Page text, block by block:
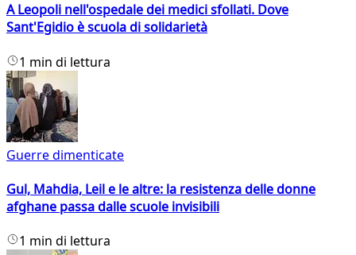
A Leopoli nell'ospedale dei medici sfollati. Dove
Sant'Egidio è scuola di solidarietà
1 min di lettura
Guerre dimenticate
Gul, Mahdia, Leil e le altre: la resistenza delle donne
afghane passa dalle scuole invisibili
1 min di lettura